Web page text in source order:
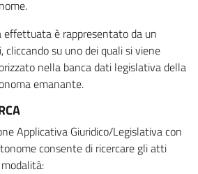
effettuata è rappresentato da un
su uno dei quali si viene
nella banca dati legislativa della
emanante.
Applicativa Giuridico/Legislativa con
consente di ricercare gli atti